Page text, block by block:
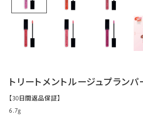
トリートメントルージュプランパ
【30日間返品保証】
6.7g